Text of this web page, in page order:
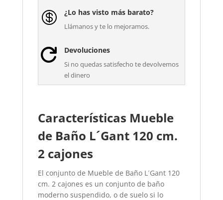
 ¿Lo has visto más barato?
Llámanos y te lo mejoramos.
 Devoluciones
Si no quedas satisfecho te devolvemos
el dinero
Características Mueble
de Baño L´Gant 120 cm.
2 cajones​
El conjunto de Mueble de Baño L´Gant 120
cm. 2 cajones es un conjunto de baño
moderno suspendido, o de suelo si lo